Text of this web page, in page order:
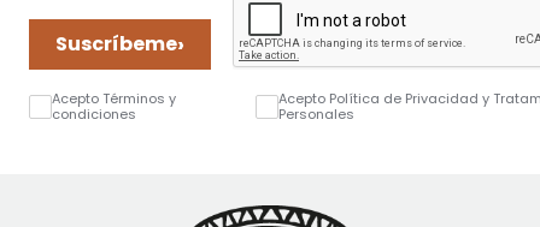
Suscríbeme›
Acepto Términos y
condiciones
Acepto Política de Privacidad y
Personales